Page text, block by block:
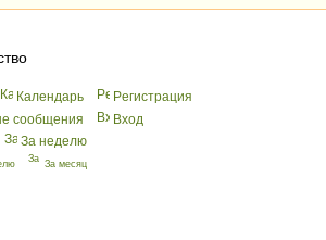
Календарь
Peгиcтрaция
сообщения
Вхoд
За неделю
За месяц